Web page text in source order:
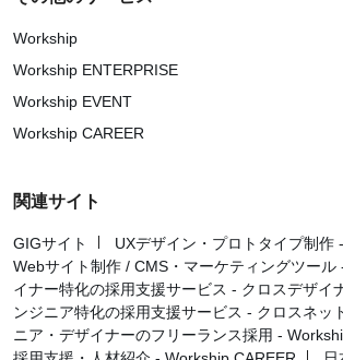
Workship
Workship ENTERPRISE
Workship EVENT
Workship CAREER
関連サイト
GIGサイト
UXデザイン・プロトタイプ制作
Webサイト制作 / CMS・マーケティングツール
イナー特化の採用支援サービス - クロスデザイ
ンジニア特化の採用支援サービス - クロスネッ
ニア・デザイナーのフリーランス採用 -